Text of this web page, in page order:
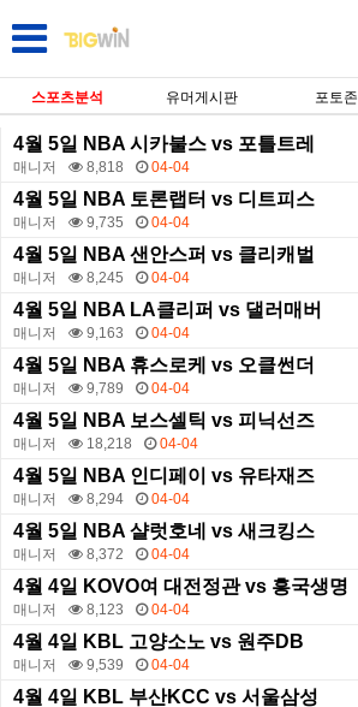
스포츠분석 유머게시판 포토존
4월 5일 NBA 시카불스 vs 포틀트레
매니저 8,818 04-04
4월 5일 NBA 토론랩터 vs 디트피스
매니저 9,735 04-04
4월 5일 NBA 샌안스퍼 vs 클리캐벌
매니저 8,245 04-04
4월 5일 NBA LA클리퍼 vs 댈러매버
매니저 9,163 04-04
4월 5일 NBA 휴스로케 vs 오클썬더
매니저 9,789 04-04
4월 5일 NBA 보스셀틱 vs 피닉선즈
매니저 18,218 04-04
4월 5일 NBA 인디페이 vs 유타재즈
매니저 8,294 04-04
4월 5일 NBA 샬럿호네 vs 새크킹스
매니저 8,372 04-04
4월 4일 KOVO여 대전정관 vs 흥국생명
매니저 8,123 04-04
4월 4일 KBL 고양소노 vs 원주DB
매니저 9,539 04-04
4월 4일 KBL 부산KCC vs 서울삼성